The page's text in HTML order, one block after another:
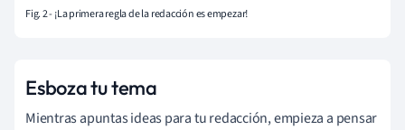
Fig. 2 - ¡La primera regla de la redacción es empezar!
Esboza tu tema
Mientras apuntas ideas para tu redacción, empieza a pensar